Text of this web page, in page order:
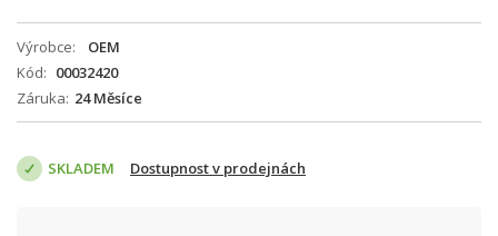
Výrobce
OEM
Kód
00032420
Záruka 24 Měsíce
SKLADEM Dostupnost v prodejnách